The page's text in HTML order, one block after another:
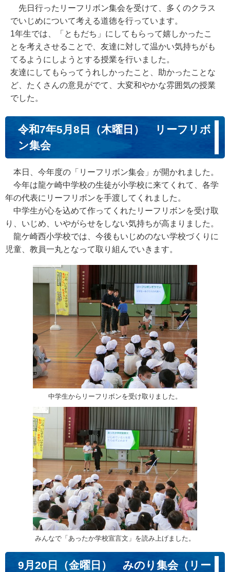
先日行ったリーフリボン集会を受けて、多くのクラス
でいじめについて考える道徳を行っています。
1年生では、「ともだち」にしてもらって嬉しかったこ
とを考えさせることで、友達に対して温かい気持ちがも
てるようにしようとする授業を行いました。
友達にしてもらってうれしかったこと、助かったことな
ど、たくさんの意見がでて、大変和やかな雰囲気の授業
でした。
令和7年5月8日（木曜日） リーフリボ
ン集会
本日、今年度の「リーフリボン集会」が開かれました。
今年は龍ケ崎中学校の生徒が小学校に来てくれて、各学
年の代表にリーフリボンを手渡してくれました。
中学生が心を込めて作ってくれたリーフリボンを受け取
り、いじめ、いやがらせをしない気持ちが高まりました。
龍ケ崎西小学校では、今後もいじめのない学校づくりに
児童、教員一丸となって取り組んでいきます。
中学生からリーフリボンを受け取りました。
みんなで「あったか学校宣言文」を読み上げました。
9月20日（金曜日） みのり集会（リー